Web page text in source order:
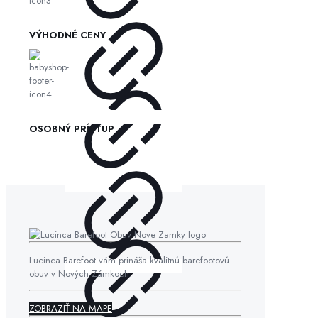
VÝHODNÉ CENY
OSOBNÝ PRÍSTUP
Lucinca Barefoot vám prináša kvalitnú barefootovú
obuv v Nových Zámkoch.
ZOBRAZIŤ NA MAPE